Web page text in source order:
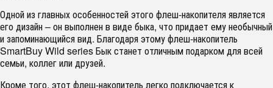
Одной из главных особенностей этого флеш-накопителя является
его дизайн – он выполнен в виде быка, что придает ему необычный
и запоминающийся вид. Благодаря этому флеш-накопитель
SmartBuy Wild series Бык станет отличным подарком для всей
семьи, коллег или друзей.
Кроме того, этот флеш-накопитель легко подключается к